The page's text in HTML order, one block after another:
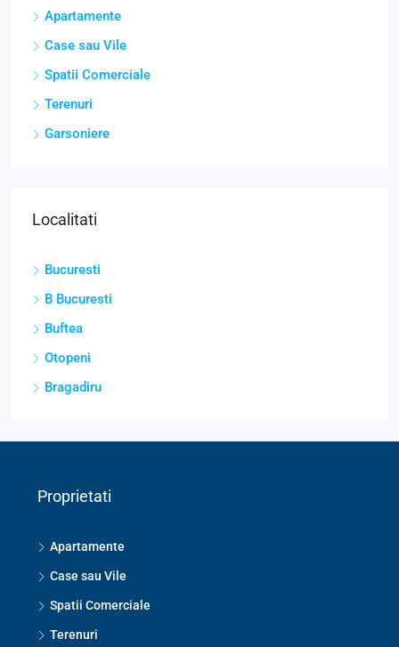
Apartamente
Case sau Vile
Spatii Comerciale
Terenuri
Garsoniere
Localitati
Bucuresti
B Bucuresti
Buftea
Otopeni
Bragadiru
Proprietati
Apartamente
Case sau Vile
Spatii Comerciale
Terenuri